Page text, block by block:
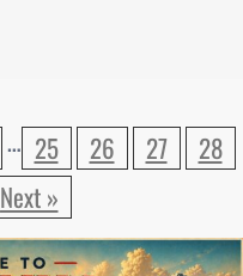
… 25 26 27
28
Next »